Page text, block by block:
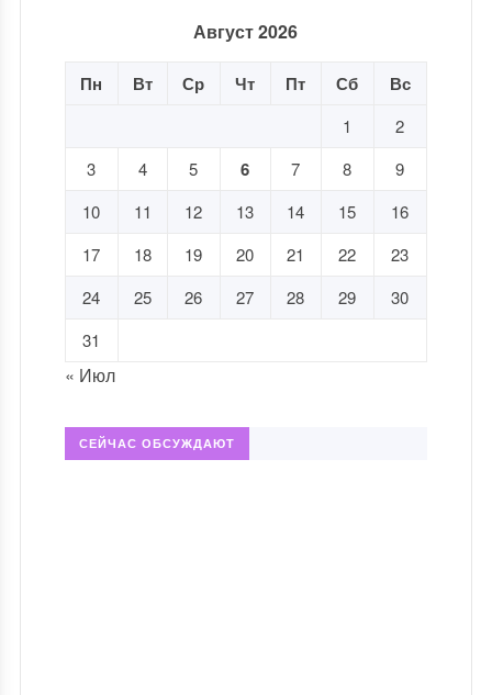
Август 2026
Пн Вт Ср Чт Пт Сб Вс
1
2
3
4 5 6 7 8
9
10
11 12 13 14 15
16
17
18 19 20 21 22
23
24
25 26 27 28 29
30
31
« Июл
СЕЙЧАС ОБСУЖДАЮТ